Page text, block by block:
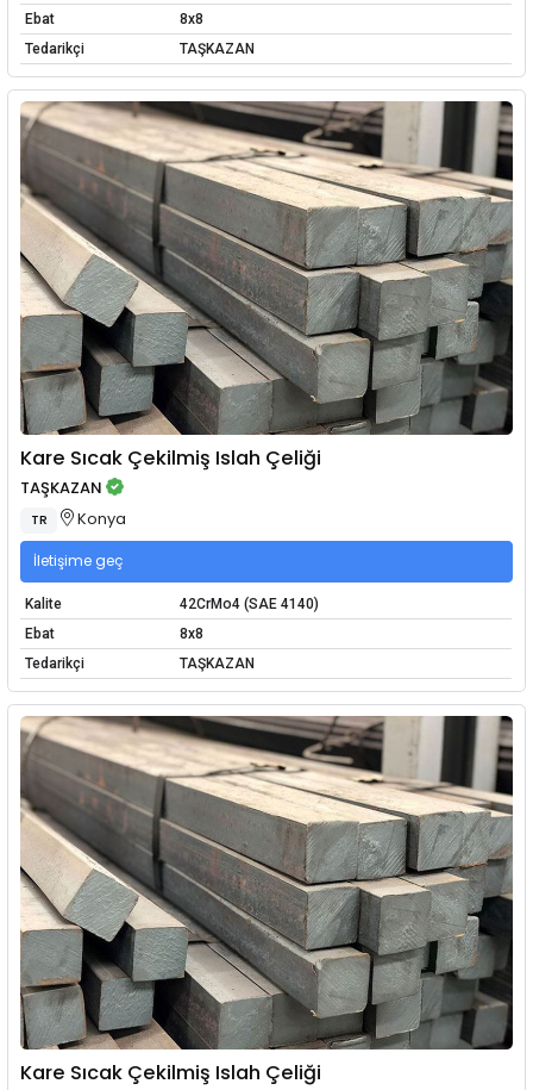
Ebat
8x8
Tedarikçi
TAŞKAZAN
Kare Sıcak Çekilmiş Islah Çeliği
TAŞKAZAN
TR Konya
İletişime geç
Kalite
42CrMo4 (SAE 4140)
Ebat
8x8
Tedarikçi
TAŞKAZAN
Kare Sıcak Çekilmiş Islah Çeliği